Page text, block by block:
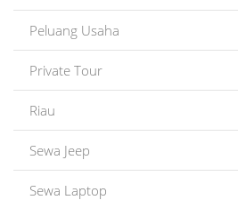
Peluang Usaha
Private Tour
Riau
Sewa Jeep
Sewa Laptop